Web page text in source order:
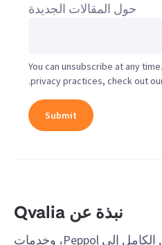
حول المقالات الجديدة
You can unsubscribe at any
privacy practices, check out
.
نبذة عن Qvalia
تقدم Qvalia إمكانية الوصول الكامل إلى Peppol، وخدمات